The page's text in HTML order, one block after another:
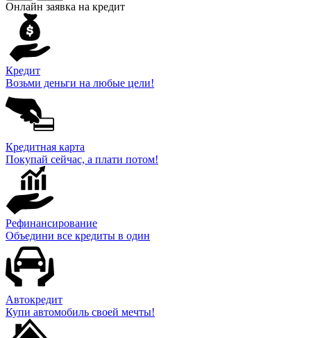
Онлайн заявка на кредит
Кредит
Возьми деньги на любые цели!
Кредитная карта
Покупай сейчас, а плати потом!
Рефинансирование
Объедини все кредиты в один
Автокредит
Купи автомобиль своей мечты!